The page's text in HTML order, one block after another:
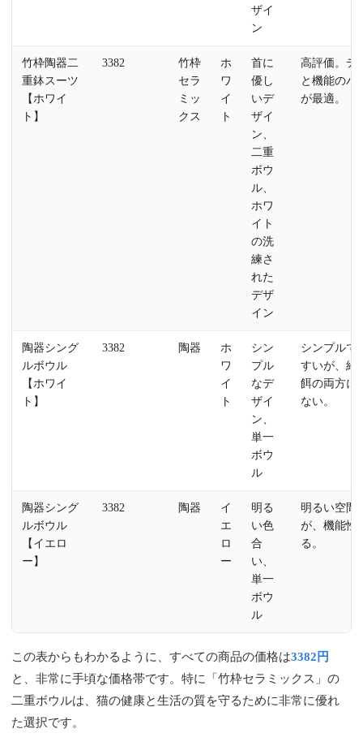
ザイ
ン
竹枠陶器二
重鉢スーツ
【ホワイ
ト】
3382
竹枠
セラ
ミッ
クス
ホ
ワ
イ
ト
首に
優し
いデ
ザイ
ン、
二重
ボウ
ル、
ホワ
イト
の洗
練さ
れた
デザ
イン
高評価。デ
と機能のバ
が最適。
陶器シング
ルボウル
【ホワイ
ト】
3382 陶器
ホ
ワ
イ
ト
シン
プル
なデ
ザイ
ン、
単一
ボウ
ル
シンプルで
すいが、給
餌の両方に
ない。
陶器シング
ルボウル
【イエロ
ー】
3382 陶器
イ
エ
ロ
ー
明る
い色
合
い、
単一
ボウ
ル
明るい空間
が、機能性
る。
この表からもわかるように、すべての商品の価格は3382円
と、非常に手頃な価格帯です。特に「竹枠セラミックス」の
二重ボウルは、猫の健康と生活の質を守るために非常に優れ
た選択です。